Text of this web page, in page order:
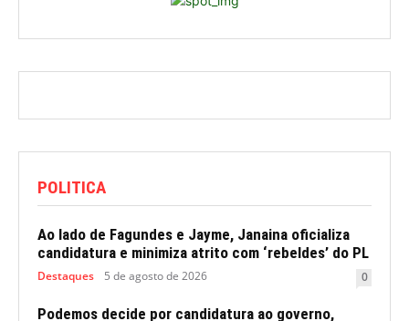
POLITICA
Ao lado de Fagundes e Jayme, Janaina oficializa
candidatura e minimiza atrito com ‘rebeldes’ do PL
Destaques 5 de agosto de 2026 0
Podemos decide por candidatura ao governo,